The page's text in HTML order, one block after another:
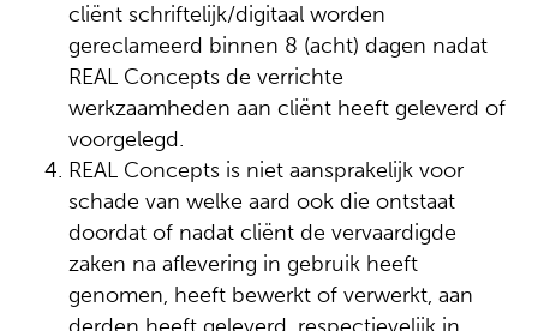
cliënt schriftelijk/digitaal worden
gereclameerd binnen 8 (acht) dagen nadat
REAL Concepts de verrichte
werkzaamheden aan cliënt heeft geleverd of
voorgelegd.
REAL Concepts is niet aansprakelijk voor
schade van welke aard ook die ontstaat
doordat of nadat cliënt de vervaardigde
zaken na aflevering in gebruik heeft
genomen, heeft bewerkt of verwerkt, aan